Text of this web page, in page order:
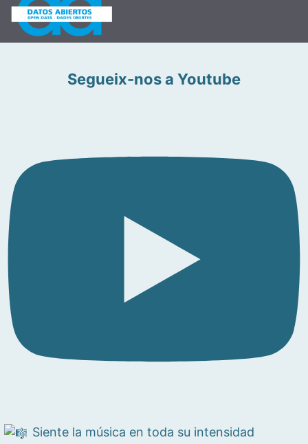
Segueix-nos a Youtube
Siente la música en toda su intensidad